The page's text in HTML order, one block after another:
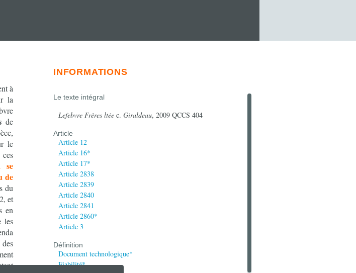
à
la
de
le
se
de
du
et
en
les
INFORMATIONS
Le texte intégral
Lefebvre Frères ltée c. Giraldeau, 2009 QCCS 404
Article
Article 12
Article 16*
Article 17*
Article 2838
Article 2839
Article 2840
Article 2841
Article 2860*
Article 3
Définition
Document technologique*
Fiabilité*